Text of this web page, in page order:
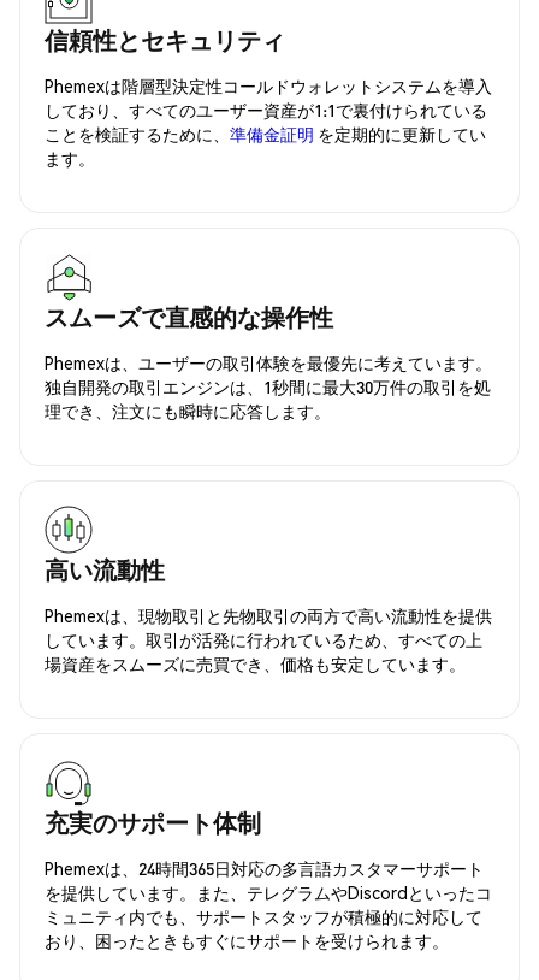
信頼性とセキュリティ
Phemexは階層型決定性コールドウォレットシステムを導入
しており、すべてのユーザー資産が1:1で裏付けられている
ことを検証するために、 準備金証明 を定期的に更新してい
ます。
スムーズで直感的な操作性
Phemexは、ユーザーの取引体験を最優先に考えています。
独自開発の取引エンジンは、1秒間に最大30万件の取引を処
理でき、注文にも瞬時に応答します。
高い流動性
Phemexは、現物取引と先物取引の両方で高い流動性を提供
しています。取引が活発に行われているため、すべての上
場資産をスムーズに売買でき、価格も安定しています。
充実のサポート体制
Phemexは、24時間365日対応の多言語カスタマーサポート
を提供しています。また、テレグラムやDiscordといったコ
ミュニティ内でも、サポートスタッフが積極的に対応して
おり、困ったときもすぐにサポートを受けられます。